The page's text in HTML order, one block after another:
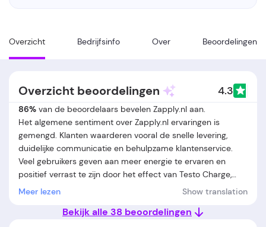
Overzicht Bedrijfsinfo Over Beoordelingen
Overzicht beoordelingen 4.3
86% van de beoordelaars bevelen Zapply.nl aan.
Het algemene sentiment over Zapply.nl ervaringen is
gemengd. Klanten waarderen vooral de snelle levering,
duidelijke communicatie en behulpzame klantenservice.
Veel gebruikers geven aan meer energie te ervaren en
positief verrast te zijn door het effect van Testo Charge,
vooral na enkele weken gebruik. Ook wordt het eenvoudige
genoemd. Aan de andere kant zijn er regelmatig klachten
Meer lezen Show translation
Bekijk alle 38 beoordelingen